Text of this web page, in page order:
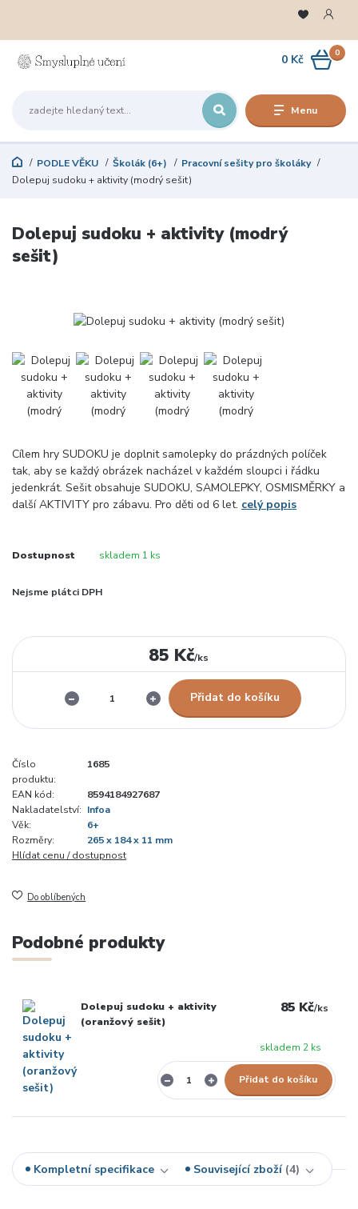
Menu
0
0 Kč
PODLE VĚKU Školák (6+)
Pracovní sešity pro školáky
Dolepuj sudoku + aktivity (modrý sešit)
Dolepuj sudoku + aktivity (modrý
sešit)
Cílem hry SUDOKU je doplnit samolepky do prázdných políček
tak, aby se každý obrázek nacházel v každém sloupci i řádku
jedenkrát. Sešit obsahuje SUDOKU, SAMOLEPKY, OSMISMĚRKY a
další AKTIVITY pro zábavu. Pro děti od 6 let. celý popis
Dostupnost skladem 1 ks
Nejsme plátci DPH
85 Kč/ks
Přidat do košíku
Číslo
produktu:
1685
EAN kód:
8594184927687
Nakladatelství: Infoa
Věk:
6+
Rozměry:
265 x 184 x 11 mm
Hlídat cenu / dostupnost
Do oblíbených
Podobné produkty
Dolepuj sudoku + aktivity
(oranžový sešit)
85 Kč/ks
skladem 2 ks
Přidat do košíku
Kompletní specifikace Související zboží 4